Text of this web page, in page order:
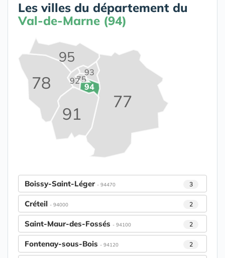
Les villes du département du
Val-de-Marne (94)
75
77
78
91
92
93
94
95
Boissy-Saint-Léger - 94470 3
Créteil - 94000 2
Saint-Maur-des-Fossés - 94100 2
Fontenay-sous-Bois - 94120 2